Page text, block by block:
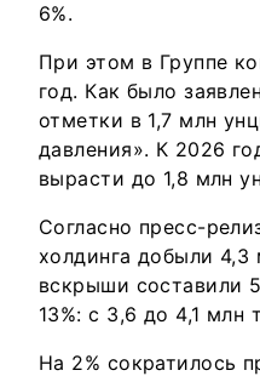
6%.
При этом в Группе
год. Как было
отметки в 1,7 млн
давления». К 2026
вырасти до 1,8 млн
Согласно пресс-
холдинга добыли 4,3
вскрыши составили
13%: с 3,6 до 4,1 млн
На 2% сократилось